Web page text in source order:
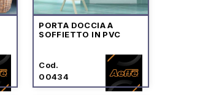
PORTA DOCCIA A
SOFFIETTO IN PVC
Cod.
00434